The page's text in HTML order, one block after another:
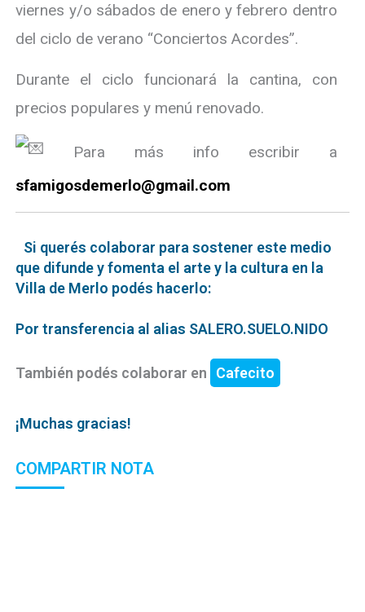
viernes y/o sábados de enero y febrero dentro
del ciclo de verano “Conciertos Acordes”.
Durante el ciclo funcionará la cantina, con
precios populares y menú renovado.
Para más info escribir a
sfamigosdemerlo@gmail.com
Si querés colaborar para sostener este medio
que difunde y fomenta el arte y la cultura en la
Villa de Merlo podés hacerlo:
Por transferencia al alias SALERO.SUELO.NIDO
También podés colaborar en Cafecito
¡Muchas gracias!
COMPARTIR NOTA